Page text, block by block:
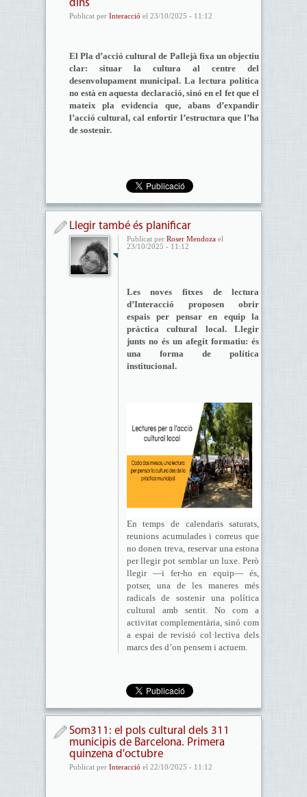
dins
Publicat per Interacció el 23/10/2025 - 11:12
El Pla d’acció cultural de Pallejà fixa un objectiu
clar: situar la cultura al centre del
desenvolupament municipal. La lectura política
no està en aquesta declaració, sinó en el fet que el
mateix pla evidencia que, abans d’expandir
l’acció cultural, cal enfortir l’estructura que l’ha
de sostenir.
Llegir també és planificar
Publicat per Roser Mendozael
23/10/2025 - 11:12
Les noves fitxes de lectura
d’Interacció proposen obrir
espais per pensar en equip la
pràctica cultural local. Llegir
junts no és un afegit formatiu: és
una forma de política
institucional.
En temps de calendaris saturats,
reunions acumulades i correus que
no donen treva, reservar una estona
per llegir pot semblar un luxe. Però
llegir —i fer-ho en equip— és,
potser, una de les maneres més
radicals de sostenir una política
cultural amb sentit. No com a
activitat complementària, sinó com
a espai de revisió col·lectiva dels
marcs des d’on pensem i actuem.
Som311: el pols cultural dels 311
municipis de Barcelona. Primera
quinzena d'octubre
Publicat per Interacció el 22/10/2025 - 11:12